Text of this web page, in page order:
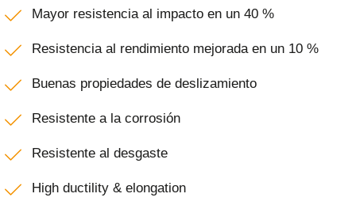
Mayor resistencia al impacto en un 40 %
Resistencia al rendimiento mejorada en un 10 %
Buenas propiedades de deslizamiento
Resistente a la corrosión
Resistente al desgaste
High ductility & elongation